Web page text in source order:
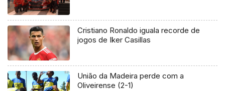
Cristiano Ronaldo iguala recorde de
jogos de Iker Casillas
União da Madeira perde com a
Oliveirense (2-1)